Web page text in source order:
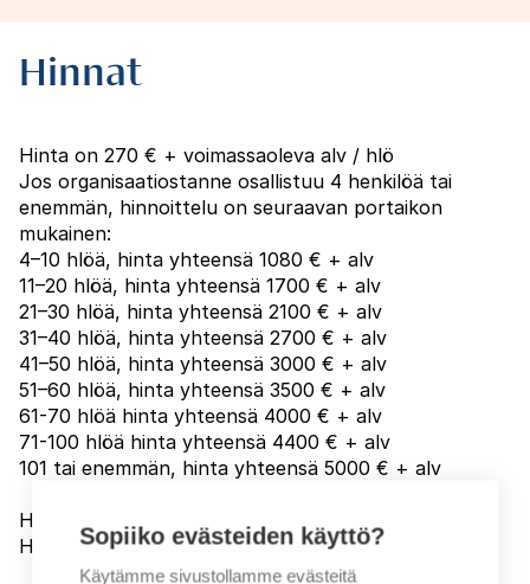
Hinnat
Hinta on 270 € + voimassaoleva alv / hlö
Jos organisaatiostanne osallistuu 4 henkilöä tai
enemmän, hinnoittelu on seuraavan portaikon
mukainen:
4–10 hlöä, hinta yhteensä 1080 € + alv
11–20 hlöä, hinta yhteensä 1700 € + alv
21–30 hlöä, hinta yhteensä 2100 € + alv
31–40 hlöä, hinta yhteensä 2700 € + alv
41–50 hlöä, hinta yhteensä 3000 € + alv
51–60 hlöä, hinta yhteensä 3500 € + alv
61-70 hlöä hinta yhteensä 4000 € + alv
71-100 hlöä hinta yhteensä 4400 € + alv
101 tai enemmän, hinta yhteensä 5000 € + alv
Hinta sisältää opetuksen ja sähköisen materiaalin.
Hintaan lisätään laskutuslisä (5 € + alv).
Sopiiko evästeiden käyttö?
Käytämme sivustollamme evästeitä